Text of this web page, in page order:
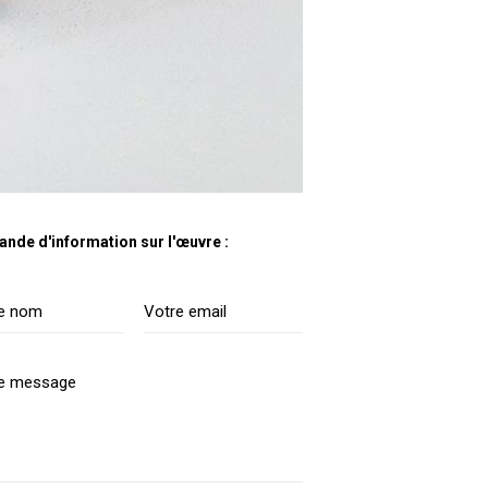
d'information sur l'œuvre :